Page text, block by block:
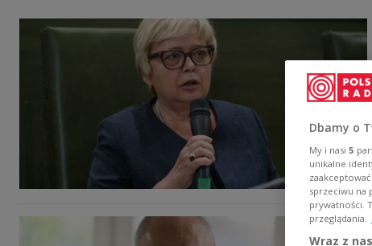
Dbamy o
My i nasi 5
unikalne
sprzeciwu na
prywatności.
przeglądania.
Wraz z